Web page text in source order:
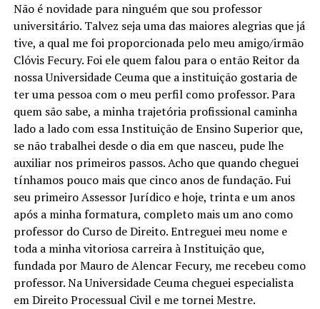
Não é novidade para ninguém que sou professor
universitário. Talvez seja uma das maiores alegrias que já
tive, a qual me foi proporcionada pelo meu amigo/irmão
Clóvis Fecury. Foi ele quem falou para o então Reitor da
nossa Universidade Ceuma que a instituição gostaria de
ter uma pessoa com o meu perfil como professor. Para
quem são sabe, a minha trajetória profissional caminha
lado a lado com essa Instituição de Ensino Superior que,
se não trabalhei desde o dia em que nasceu, pude lhe
auxiliar nos primeiros passos. Acho que quando cheguei
tínhamos pouco mais que cinco anos de fundação. Fui
seu primeiro Assessor Jurídico e hoje, trinta e um anos
após a minha formatura, completo mais um ano como
professor do Curso de Direito. Entreguei meu nome e
toda a minha vitoriosa carreira à Instituição que,
fundada por Mauro de Alencar Fecury, me recebeu como
professor. Na Universidade Ceuma cheguei especialista
em Direito Processual Civil e me tornei Mestre.